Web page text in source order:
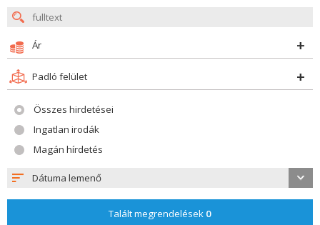
Ár
Padló felület
Összes hirdetései
Ingatlan irodák
Magán hírdetés
Dátuma lemenő
Talált megrendelések 0